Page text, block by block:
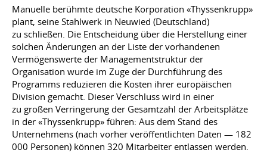
Manuelle berühmte deutsche Korporation «Thyssenkrupp»
plant, seine Stahlwerk in Neuwied (Deutschland)
zu schließen. Die Entscheidung über die Herstellung einer
solchen Änderungen an der Liste der vorhandenen
Vermögenswerte der Managementstruktur der
Organisation wurde im Zuge der Durchführung des
Programms reduzieren die Kosten ihrer europäischen
Division gemacht. Dieser Verschluss wird in einer
zu großen Verringerung der Gesamtzahl der Arbeitsplätze
in der «Thyssenkrupp» führen: Aus dem Stand des
Unternehmens (nach vorher veröffentlichten Daten — 182
000 Personen) können 320 Mitarbeiter entlassen werden.